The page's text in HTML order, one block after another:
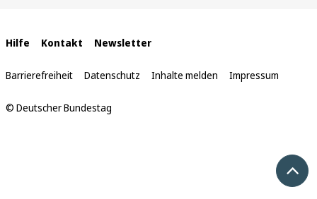
Interne
Links
Hilfe Kontakt Newsletter
Barrierefreiheit Datenschutz Inhalte melden Impressum
© Deutscher Bundestag